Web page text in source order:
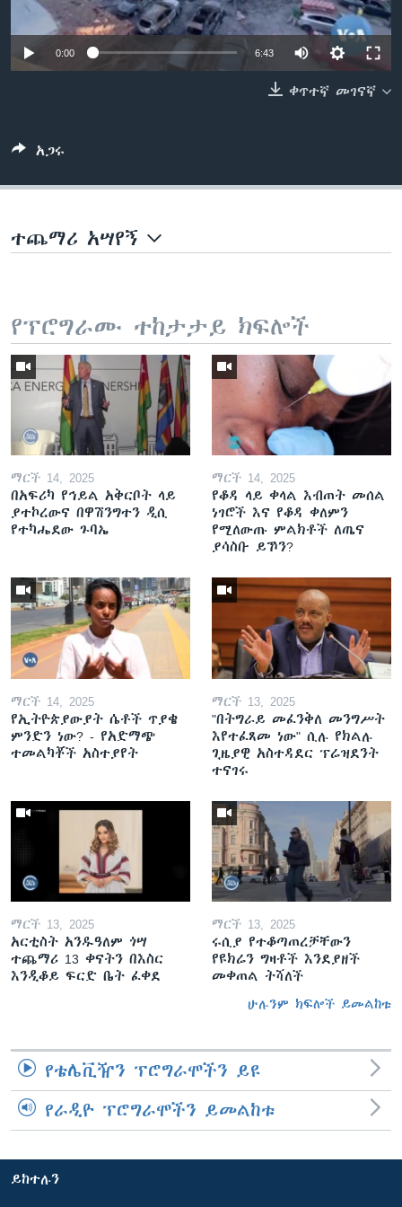
ቋንቋዎች
0:00 6:43
ቀጥተኛ መገናኛ
አጋሩ
ተጨማሪ አሣየኝ
የፕሮግራሙ ተከታታይ ክፍሎች
ማርች 14, 2025
በአፍሪካ የኅይል አቅርቦት ላይ
ያተኮረውና በዋሽንግተን ዲሲ
የተካሔደው ጉባኤ
ማርች 14, 2025
የቆዳ ላይ ቀላል እብጠት መሰል
ነገሮች እና የቆዳ ቀለምን
የሚለውጡ ምልክቶች ለጤና
ያሳስቡ ይኾን?
ማርች 14, 2025
የኢትዮጵያውያት ሴቶች ጥያቄ
ምንድን ነው? - የአድማጭ
ተመልካቾች አስተያየት
ማርች 13, 2025
"በትግራይ መፈንቅለ መንግሥት
እየተፈጸመ ነው" ሲሉ የክልሉ
ጊዜያዊ አስተዳደር ፕሬዝደንት
ተናገሩ
ማርች 13, 2025
አርቲስት አንዱዓለም ጎሣ
ተጨማሪ 13 ቀናትን በእስር
እንዲቆይ ፍርድ ቤት ፈቀደ
ማርች 13, 2025
ሩሲያ የተቆጣጠረቻቸውን
የዩክሬን ግዛቶች እንደያዘች
መቀጠል ትሻለች
ሁሉንም ክፍሎች ይመልከቱ
የቴሌቪዥን ፕሮግራሞችን ይዩ
የራዲዮ ፕሮግራሞችን ይመልከቱ
ይከተሉን